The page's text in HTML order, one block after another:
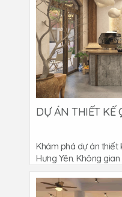
DỰ ÁN THIẾT KẾ
Khám phá dự án thiết
Hưng Yên. Không gian